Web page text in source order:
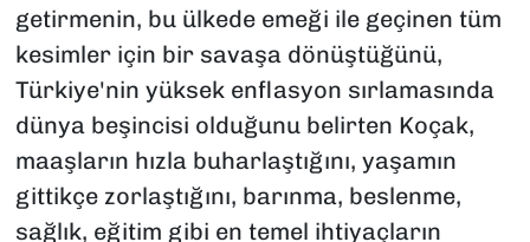
getirmenin, bu ülkede emeği ile geçinen tüm
kesimler için bir savaşa dönüştüğünü,
Türkiye'nin yüksek enflasyon sırlamasında
dünya beşincisi olduğunu belirten Koçak,
maaşların hızla buharlaştığını, yaşamın
gittikçe zorlaştığını, barınma, beslenme,
sağlık, eğitim gibi en temel ihtiyaçların